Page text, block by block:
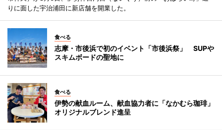
りに面した宇治浦田に新店舗を開業した。
食べる
志摩・市後浜で初のイベント「市後浜祭」 SUPや
スキムボードの聖地に
食べる
伊勢の献血ルーム、献血協力者に「なかむら珈琲」
オリジナルブレンド進呈